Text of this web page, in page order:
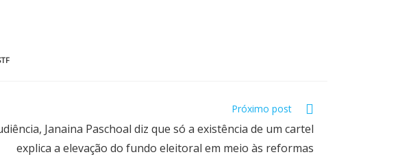
Próximo post
Janaina Paschoal diz que só a existência de um cartel
explica a elevação do fundo eleitoral em meio às reformas